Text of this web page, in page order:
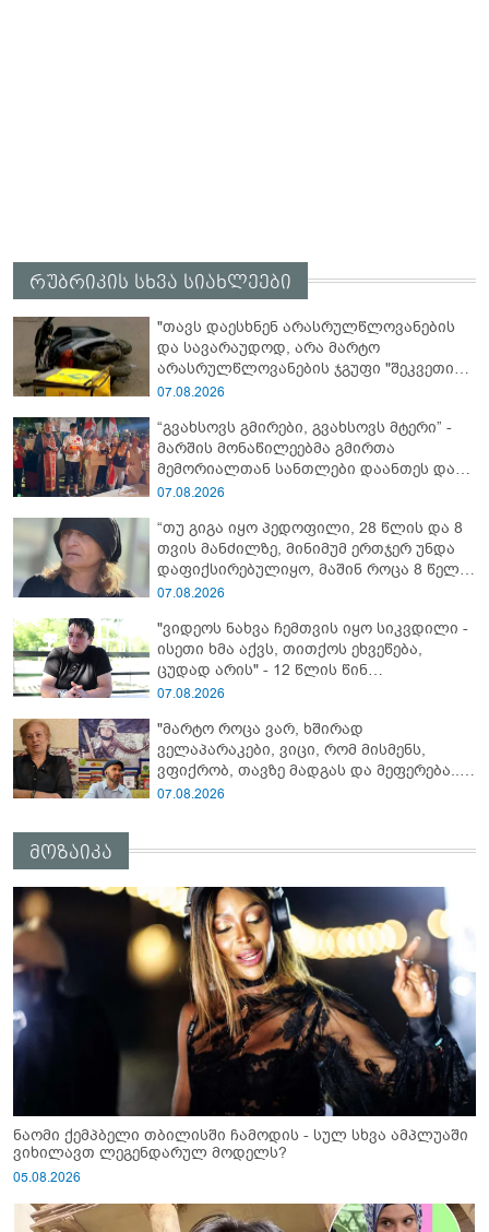
რუბრიკის სხვა სიახლეები
"თავს დაესხნენ არასრულწლოვანების
და სავარაუდოდ, არა მარტო
არასრულწლოვანების ჯგუფი "შეკვეთის
მიტანისას, "გლოვოს" კურიერია
ადვოკატი?
07.08.2026
“გვახსოვს გმირები, გვახსოვს მტერი” -
მარშის მონაწილეებმა გმირთა
მემორიალთან სანთლები დაანთეს და
გმირების ხსოვნას პატივი მიაგეს
07.08.2026
“თუ გიგა იყო პედოფილი, 28 წლის და 8
თვის მანძილზე, მინიმუმ ერთჯერ უნდა
დაფიქსირებულიყო, მაშინ როცა 8 წელი
ამზადებდა მოსწავლეებს! - იპოვონ ერთი
ავიწროებდა” - ეკა კუპატაძე
07.08.2026
"ვიდეოს ნახვა ჩემთვის იყო სიკვდილი -
ისეთი ხმა აქვს, თითქოს ეხვეწება,
ცუდად არის" - 12 წლის წინ
გაუჩინარებული ბიჭის დედა
კომენტარს აკეთებს
07.08.2026
"მარტო როცა ვარ, ხშირად
ველაპარაკები, ვიცი, რომ მისმენს,
ვფიქრობ, თავზე მადგას და მეფერება...“
- გიორგი კეკელიძე გმირი ანწუხელიძის
07.08.2026
მოზაიკა
ნაომი ქემპბელი თბილისში ჩამოდის - სულ სხვა ამპლუაში
ვიხილავთ ლეგენდარულ მოდელს?
05.08.2026